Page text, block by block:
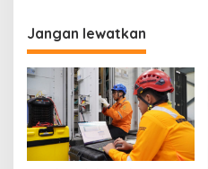
Jangan lewatkan